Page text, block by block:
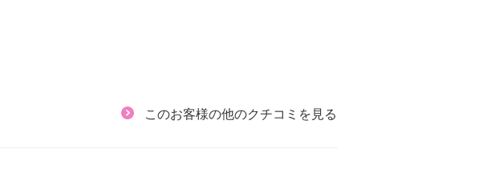
このお客様の他のクチコミを見る